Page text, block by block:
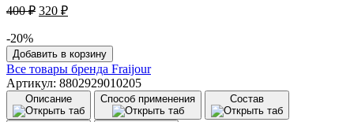
400₽ Первоначальная
400 ₽.
320 ₽Текущая
-20%
Количество
товара
Крем
для
лица
Добавить в корзину
Все товары бренда Fraijour
Артикул: 8802929010205
Описание Способ применения Состав